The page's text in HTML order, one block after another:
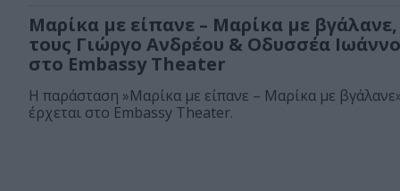
Μαρίκα με είπανε – Μαρίκα με
τους Γιώργο Ανδρέου & Οδυσσέα
στο Embassy Τheater
Η παράσταση »Μαρίκα με είπανε – Μαρίκα με
έρχεται στο Embassy Τheater.